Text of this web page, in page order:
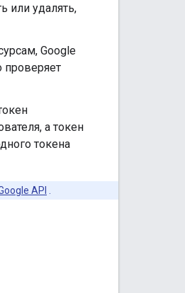
или удалять,
Google
проверяет
а токен
токена
API